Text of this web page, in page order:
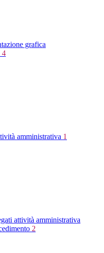
grafica
4
amministrativa 1
attività amministrativa
2